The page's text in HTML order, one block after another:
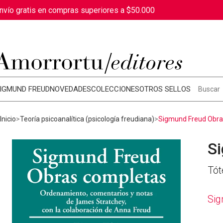
gratis en compras superiores a $50.000
FREUDNOVEDADESCOLECCIONESOTROS SELLOS
Inicio Teoría psicoanalítica (psicología freudiana) Sigmund Freud